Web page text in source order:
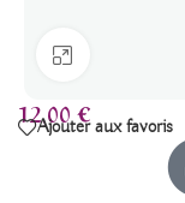
12,00€
Ajouter aux favoris